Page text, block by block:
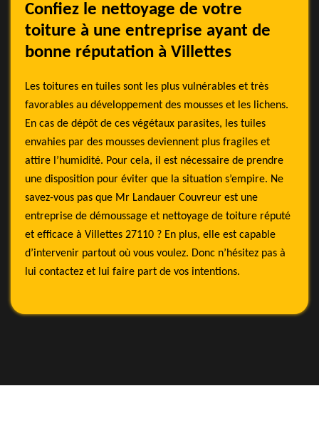
Confiez le nettoyage de votre
toiture à une entreprise ayant de
bonne réputation à Villettes
Les toitures en tuiles sont les plus vulnérables et très
favorables au développement des mousses et les lichens.
En cas de dépôt de ces végétaux parasites, les tuiles
envahies par des mousses deviennent plus fragiles et
attire l’humidité. Pour cela, il est nécessaire de prendre
une disposition pour éviter que la situation s’empire. Ne
savez-vous pas que Mr Landauer Couvreur est une
entreprise de démoussage et nettoyage de toiture réputé
et efficace à Villettes 27110 ? En plus, elle est capable
d’intervenir partout où vous voulez. Donc n’hésitez pas à
lui contactez et lui faire part de vos intentions.